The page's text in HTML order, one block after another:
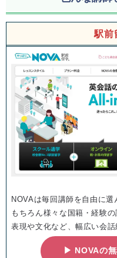
駅前
NOVAは毎回講師を自由に
もちろん様々な国籍・経験
表現や文化など、幅広い会話
▶ NOVAの無